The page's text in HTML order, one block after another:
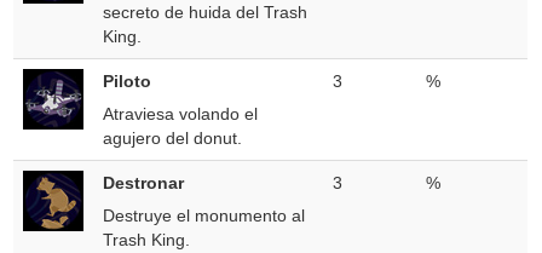
secreto de huida del Trash
King.
Piloto
Atraviesa volando el
agujero del donut.
3 %
Destronar
Destruye el monumento al
Trash King.
3 %